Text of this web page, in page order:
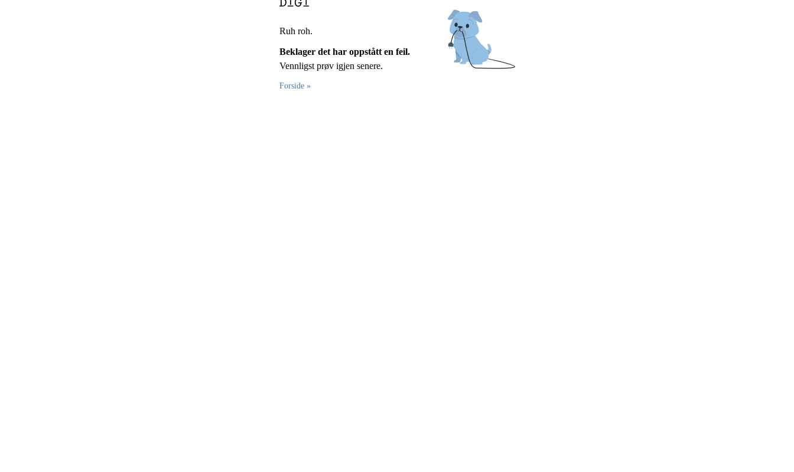
Ruh roh.
Beklager det har oppstått en feil.
Vennligst prøv igjen senere.
Forside »